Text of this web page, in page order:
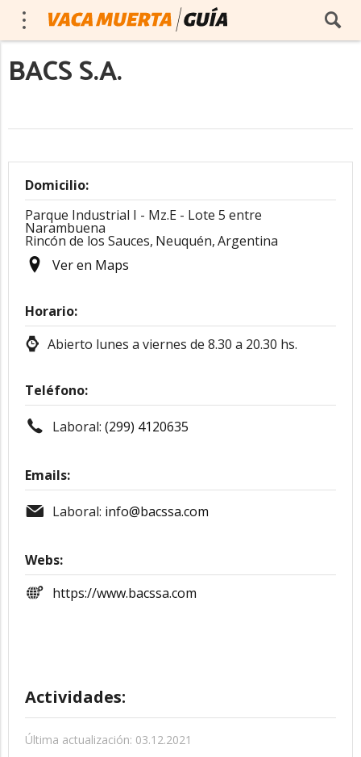
BACS S.A.
Domicilio:
Parque Industrial I - Mz.E - Lote 5 entre
Narambuena
Rincón de los Sauces, Neuquén,Argentina
Ver en Maps
Horario:
Abierto lunes a viernes de 8.30 a 20.30 hs.
Teléfono:
Laboral: (299) 4120635
Emails:
Laboral: info@bacssa.com
Webs:
https://www.bacssa.com
Actividades:
Última actualización: 03.12.2021